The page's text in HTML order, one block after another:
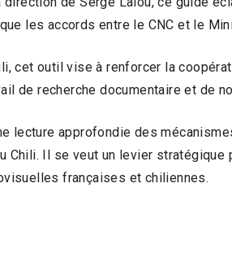
les accords entre le CNC et le
cet outil vise à renforcer la
de recherche documentaire et de
lecture approfondie des
Il se veut un levier stratégique
françaises et chiliennes.